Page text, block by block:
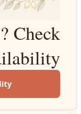
Check
->